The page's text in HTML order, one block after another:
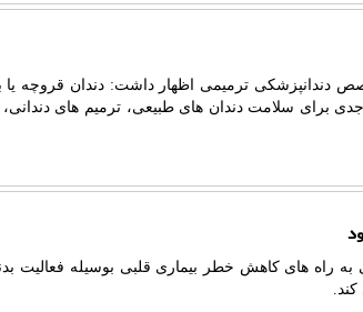
دندانپزشکی ترمیمی اظهار داشت: دندان قروچه یا
برای سلامت دندان های طبیعی، ترمیم های
به راه های کاهش خطر بیماری قلبی بوسیله فعالیت